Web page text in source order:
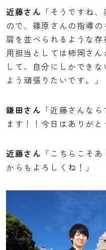
近藤さん 「そうですね
ので、篠原さんの指導
肩を並べられるような
用担当としては柿岡さ
して、自分にしかでき
よう頑張りたいです。」
鎌田さん 「近藤さんな
ます！！今日はありがと
近藤さん 「こちらこそ
からもよろしくね！」